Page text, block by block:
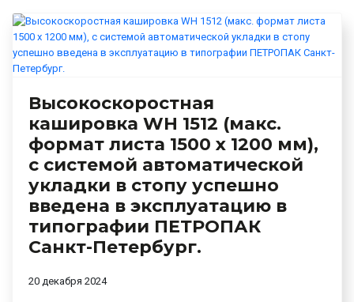
Высокоскоростная
кашировка WH 1512 (макс.
формат листа 1500 х 1200 мм),
с системой автоматической
укладки в стопу успешно
введена в эксплуатацию в
типографии ПЕТРОПАК
Санкт-Петербург.
20 декабря 2024